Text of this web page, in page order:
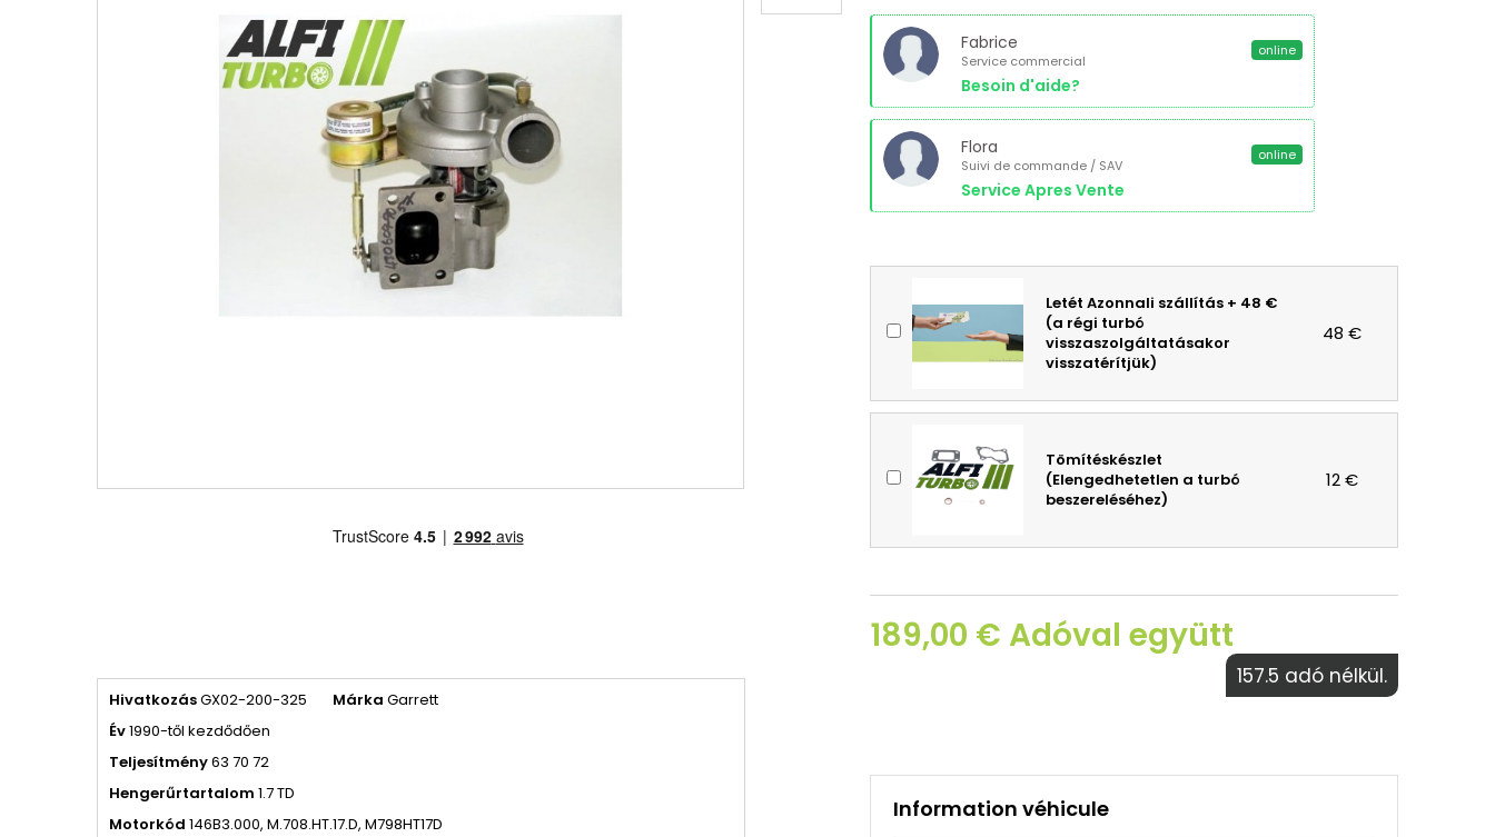
HivatkozásGX02-200-325 Márka Garrett
Év1990-től kezdődően
Teljesítmény63 70 72
Hengerűrtartalom 1.7 TD
Motorkód 146B3.000, M.708.HT.17.D, M798HT17D
Fabrice
Service commercial
Besoin d'aide?
online
Flora
Suivi de commande / SAV
Service Apres Vente
online
Letét Azonnali szállítás + 48 €
(a régi turbó
visszaszolgáltatásakor
visszatérítjük)
48 €
Tömítéskészlet
(Elengedhetetlen a turbó
beszereléséhez)
12 €
189,00 € Adóval együtt
157.5 adó nélkül.
Information véhicule